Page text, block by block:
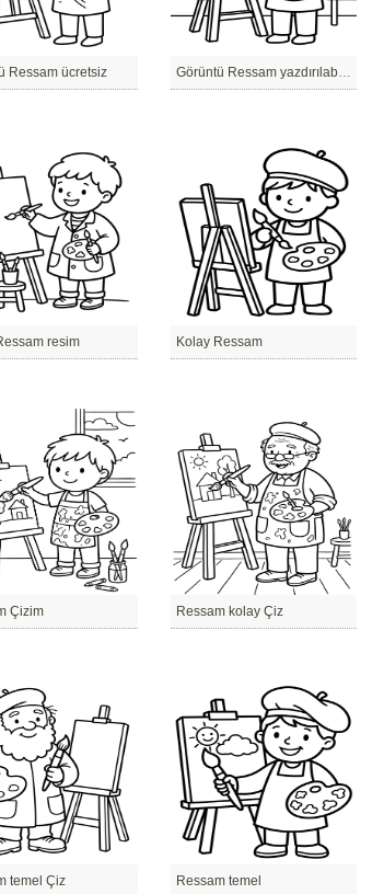
Ressam ücretsiz Görüntü Ressam yazdırılabilir
resim Kolay Ressam
Çizim Ressam kolay Çiz
temel Çiz Ressam temel